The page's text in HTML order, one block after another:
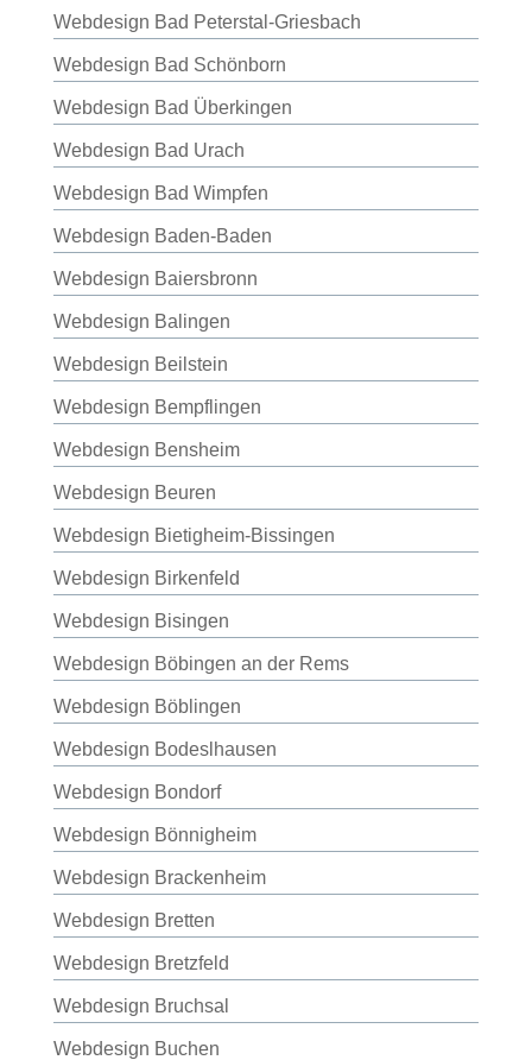
Webdesign Bad Peterstal-Griesbach
Webdesign Bad Schönborn
Webdesign Bad Überkingen
Webdesign Bad Urach
Webdesign Bad Wimpfen
Webdesign Baden-Baden
Webdesign Baiersbronn
Webdesign Balingen
Webdesign Beilstein
Webdesign Bempflingen
Webdesign Bensheim
Webdesign Beuren
Webdesign Bietigheim-Bissingen
Webdesign Birkenfeld
Webdesign Bisingen
Webdesign Böbingen an der Rems
Webdesign Böblingen
Webdesign Bodeslhausen
Webdesign Bondorf
Webdesign Bönnigheim
Webdesign Brackenheim
Webdesign Bretten
Webdesign Bretzfeld
Webdesign Bruchsal
Webdesign Buchen